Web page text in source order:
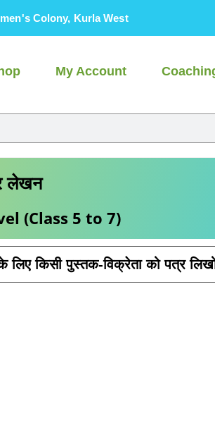
Colony, Kurla West
My Account
लेखन
(Class 5 to 7)
किसी पुस्तक-विक्रेता को पत्र